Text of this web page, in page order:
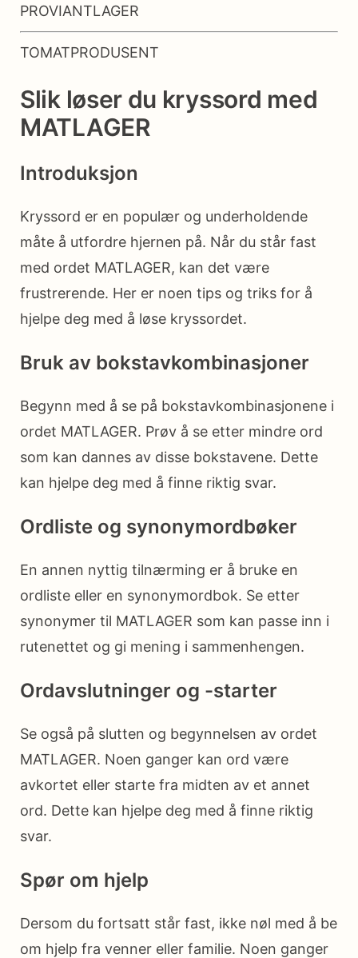
PROVIANTLAGER
TOMATPRODUSENT
Slik løser du kryssord med
MATLAGER
Introduksjon
Kryssord er en populær og underholdende
måte å utfordre hjernen på. Når du står fast
med ordet MATLAGER, kan det være
frustrerende. Her er noen tips og triks for å
hjelpe deg med å løse kryssordet.
Bruk av bokstavkombinasjoner
Begynn med å se på bokstavkombinasjonene i
ordet MATLAGER. Prøv å se etter mindre ord
som kan dannes av disse bokstavene. Dette
kan hjelpe deg med å finne riktig svar.
Ordliste og synonymordbøker
En annen nyttig tilnærming er å bruke en
ordliste eller en synonymordbok. Se etter
synonymer til MATLAGER som kan passe inn i
rutenettet og gi mening i sammenhengen.
Ordavslutninger og -starter
Se også på slutten og begynnelsen av ordet
MATLAGER. Noen ganger kan ord være
avkortet eller starte fra midten av et annet
ord. Dette kan hjelpe deg med å finne riktig
svar.
Spør om hjelp
Dersom du fortsatt står fast, ikke nøl med å be
om hjelp fra venner eller familie. Noen ganger